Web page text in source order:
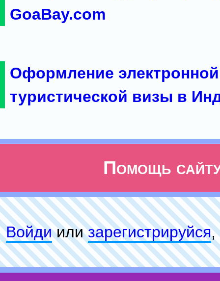
GoaBay.com
Оформление электронной
туристической визы в
Помощь
Войдиилизарeгиcтpируйся,